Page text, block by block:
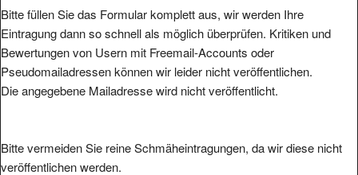
Bitte füllen Sie das Formular komplett aus, wir werden Ihre
Eintragung dann so schnell als möglich überprüfen. Kritiken und
Bewertungen von Usern mit Freemail-Accounts oder
Pseudomailadressen können wir leider nicht veröffentlichen.
Die angegebene Mailadresse wird nicht veröffentlicht.
Bitte vermeiden Sie reine Schmäheintragungen, da wir diese nicht
veröffentlichen werden.